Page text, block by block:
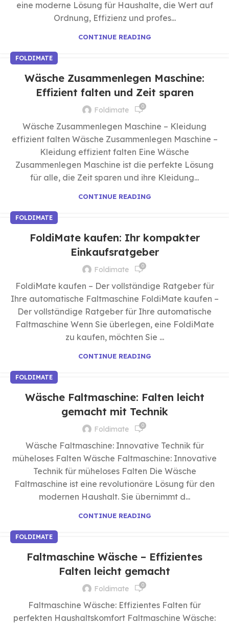
eine moderne Lösung für Haushalte, die Wert auf
Ordnung, Effizienz und profes...
CONTINUE READING
FOLDIMATE
Wäsche Zusammenlegen Maschine:
Effizient falten und Zeit sparen
Foldimate 0
Wäsche Zusammenlegen Maschine – Kleidung
effizient falten Wäsche Zusammenlegen Maschine –
Kleidung effizient falten Eine Wäsche
Zusammenlegen Maschine ist die perfekte Lösung
für alle, die Zeit sparen und ihre Kleidung...
CONTINUE READING
FOLDIMATE
FoldiMate kaufen: Ihr kompakter
Einkaufsratgeber
Foldimate 0
FoldiMate kaufen – Der vollständige Ratgeber für
Ihre automatische Faltmaschine FoldiMate kaufen –
Der vollständige Ratgeber für Ihre automatische
Faltmaschine Wenn Sie überlegen, eine FoldiMate
zu kaufen, möchten Sie ...
CONTINUE READING
FOLDIMATE
Wäsche Faltmaschine: Falten leicht
gemacht mit Technik
Foldimate 0
Wäsche Faltmaschine: Innovative Technik für
müheloses Falten Wäsche Faltmaschine: Innovative
Technik für müheloses Falten Die Wäsche
Faltmaschine ist eine revolutionäre Lösung für den
modernen Haushalt. Sie übernimmt d...
CONTINUE READING
FOLDIMATE
Faltmaschine Wäsche – Effizientes
Falten leicht gemacht
Foldimate 0
Faltmaschine Wäsche: Effizientes Falten für
perfekten Haushaltskomfort Faltmaschine Wäsche: